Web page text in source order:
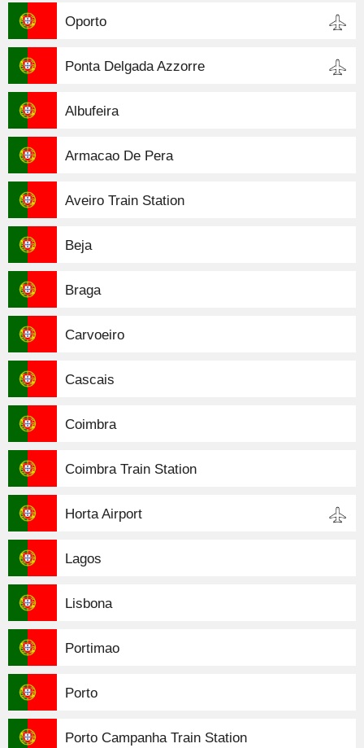
Oporto
Ponta Delgada Azzorre
Albufeira
Armacao De Pera
Aveiro Train Station
Beja
Braga
Carvoeiro
Cascais
Coimbra
Coimbra Train Station
Horta Airport
Lagos
Lisbona
Portimao
Porto
Porto Campanha Train Station